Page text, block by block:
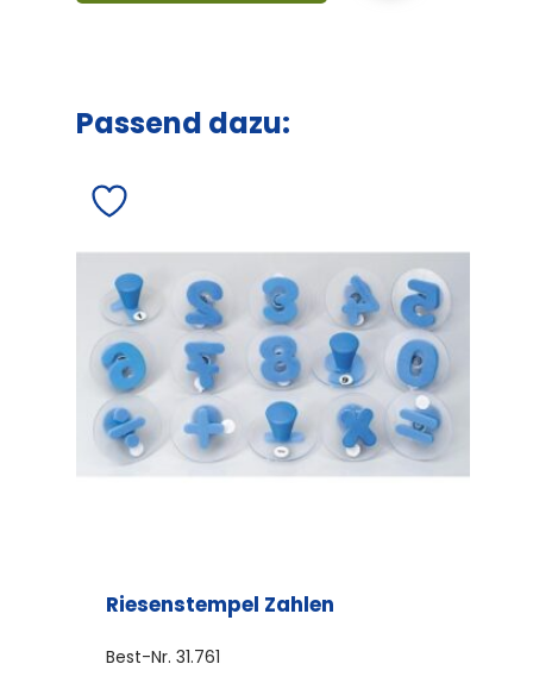
Passend dazu:
Riesenstempel Zahlen
Best-Nr. 31.761